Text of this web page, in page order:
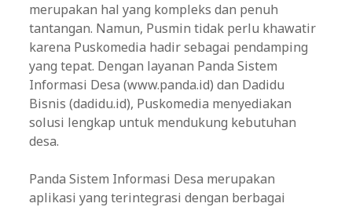
merupakan hal yang kompleks dan penuh
tantangan. Namun, Pusmin tidak perlu khawatir
karena Puskomedia hadir sebagai pendamping
yang tepat. Dengan layanan Panda Sistem
Informasi Desa (www.panda.id) dan Dadidu
Bisnis (dadidu.id), Puskomedia menyediakan
solusi lengkap untuk mendukung kebutuhan
desa.
Panda Sistem Informasi Desa merupakan
aplikasi yang terintegrasi dengan berbagai